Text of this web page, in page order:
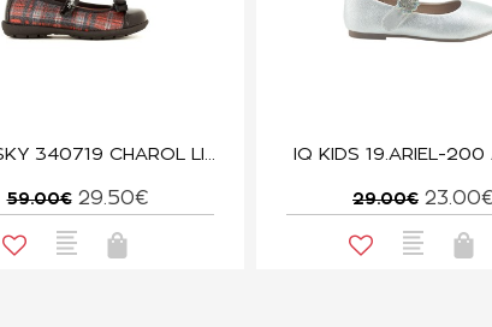
59.00€ 29.50€
IQ KIDS 19.ARIEL-
29.00€